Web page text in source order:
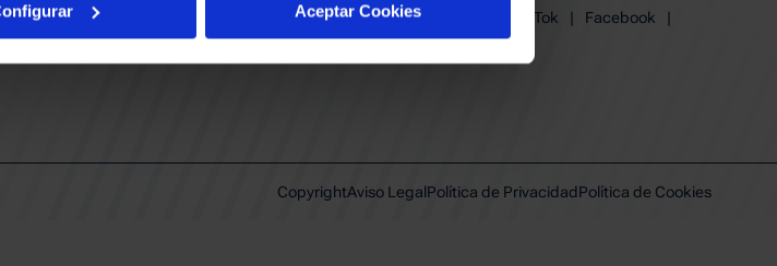
Aceptar Cookies
01013 Vitoria-Gasteiz
Instagram
TikTok | Facebook
|
Youtube
| Linkedin
CopyrightAviso LegalPolítica de PrivacidadPolítica de Cookies